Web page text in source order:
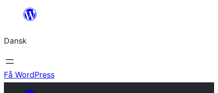
Spring
indhold
Dansk
Få WordPress